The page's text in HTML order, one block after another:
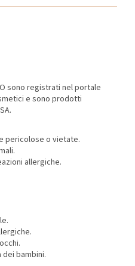
sono registrati nel portale
e sono prodotti
pericolose o vietate.
allergiche.
bambini.